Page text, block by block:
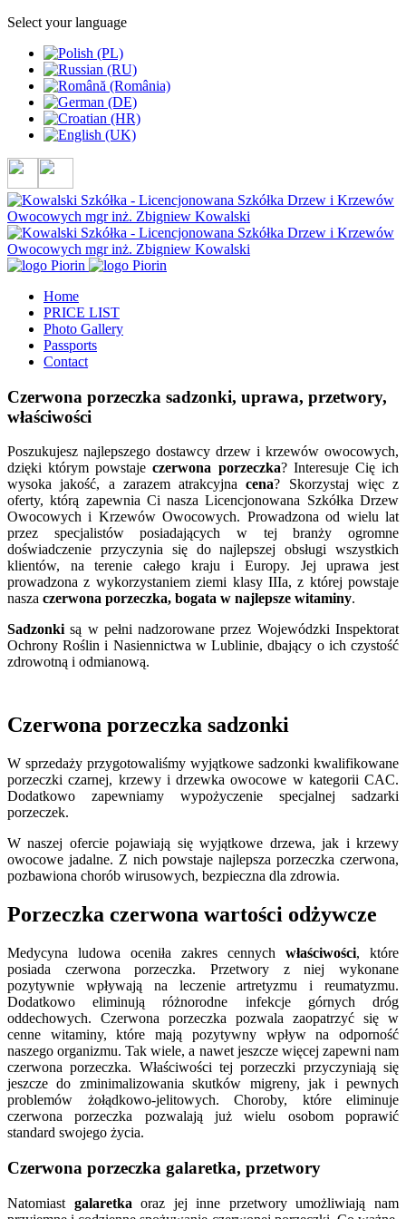
Select your language
Home
PRICE LIST
Photo Gallery
Passports
Contact
Czerwona porzeczka sadzonki, uprawa, przetwory,
właściwości
Poszukujesz najlepszego dostawcy drzew i krzewów owocowych,
dzięki którym powstajeczerwona porzeczka? Interesuje Cię ich
wysoka jakość, a zarazem atrakcyjnacena? Skorzystaj więc z
oferty, którą zapewnia Ci nasza Licencjonowana Szkółka Drzew
Owocowych i Krzewów Owocowych. Prowadzona od wielu lat
przez specjalistów posiadających w tej branży ogromne
doświadczenie przyczynia się do najlepszej obsługi wszystkich
klientów, na terenie całego kraju i Europy. Jej uprawa jest
prowadzona z wykorzystaniem ziemi klasy IIIa, z której powstaje
nasza czerwona porzeczka, bogata w najlepsze witaminy.
Sadzonkisą w pełni nadzorowane przez Wojewódzki Inspektorat
Ochrony Roślin i Nasiennictwa w Lublinie, dbający o ich czystość
zdrowotną i odmianową.
Czerwona porzeczka sadzonki
W sprzedaży przygotowaliśmy wyjątkowe sadzonki kwalifikowane
porzeczki czarnej, krzewy i drzewka owocowe w kategorii CAC.
Dodatkowo zapewniamy wypożyczenie specjalnej sadzarki
porzeczek.
W naszej ofercie pojawiają się wyjątkowe drzewa, jak i krzewy
owocowe jadalne. Z nich powstaje najlepsza porzeczka czerwona,
pozbawiona chorób wirusowych, bezpieczna dla zdrowia.
Porzeczka czerwona wartości odżywcze
Medycyna ludowa oceniła zakres cennych właściwości, które
posiada czerwona porzeczka. Przetwory z niej wykonane
pozytywnie wpływają na leczenie artretyzmu i reumatyzmu.
Dodatkowo eliminują różnorodne infekcje górnych dróg
oddechowych. Czerwona porzeczka pozwala zaopatrzyć się w
cenne witaminy, które mają pozytywny wpływ na odporność
naszego organizmu. Tak wiele, a nawet jeszcze więcej zapewni nam
czerwona porzeczka. Właściwości tej porzeczki przyczyniają się
jeszcze do zminimalizowania skutków migreny, jak i pewnych
problemów żołądkowo-jelitowych. Choroby, które eliminuje
czerwona porzeczka pozwalają już wielu osobom poprawić
standard swojego życia.
Czerwona porzeczka galaretka, przetwory
Natomiast galaretka oraz jej inne przetwory umożliwiają nam